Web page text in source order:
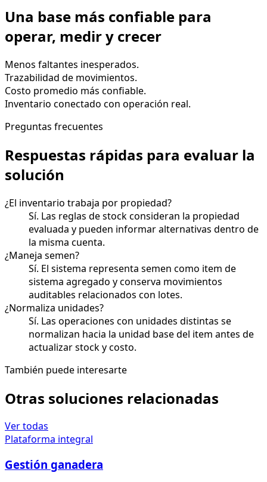
Una base más confiable para
operar, medir y crecer
Menos faltantes inesperados.
Trazabilidad de movimientos.
Costo promedio más confiable.
Inventario conectado con operación real.
Preguntas frecuentes
Respuestas rápidas para evaluar la
solución
¿El inventario trabaja por propiedad?
Sí. Las reglas de stock consideran la propiedad
evaluada y pueden informar alternativas dentro de
la misma cuenta.
¿Maneja semen?
Sí. El sistema representa semen como item de
sistema agregado y conserva movimientos
auditables relacionados con lotes.
¿Normaliza unidades?
Sí. Las operaciones con unidades distintas se
normalizan hacia la unidad base del item antes de
actualizar stock y costo.
También puede interesarte
Otras soluciones relacionadas
Ver todas
Plataforma integral
Gestión ganadera